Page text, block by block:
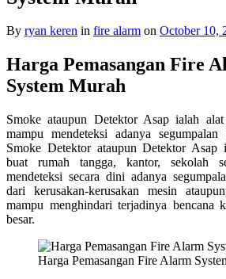
By ryan keren in fire alarm on October 10,
Harga Pemasangan Fire
System Murah
Smoke ataupun Detektor Asap ialah
mampu mendeteksi adanya segumpalan
Smoke Detektor ataupun Detektor Asap
buat rumah tangga, kantor, sekolah
mendeteksi secara dini adanya
dari kerusakan-kerusakan mesin
mampu menghindari terjadinya bencana
besar.
Harga Pemasangan Fire Alarm